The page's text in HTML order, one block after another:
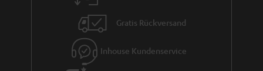
Gratis Rückversand
Inhouse Kundenservice